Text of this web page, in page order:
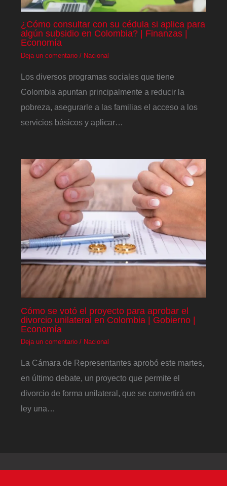
¿Cómo consultar con su cédula si aplica para
algún subsidio en Colombia? | Finanzas |
Economía
Deja un comentario / Nacional
Los diversos programas sociales que tiene
Colombia apuntan principalmente a reducir la
pobreza, asegurarle a las familias el acceso a los
servicios básicos y aplicar…
Cómo se votó el proyecto para aprobar el
divorcio unilateral en Colombia | Gobierno |
Economía
Deja un comentario / Nacional
La Cámara de Representantes aprobó este martes,
en último debate, un proyecto que permite el
divorcio de forma unilateral, que se convertirá en
ley una…